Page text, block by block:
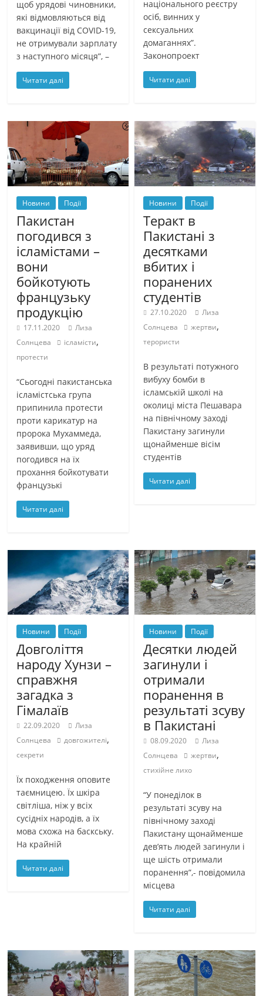
щоб урядові чиновники,
які відмовляються від
вакцинації від COVID-19,
не отримували зарплату
з наступного місяця”, –
Читати далі
національного реєстру
осіб, винних у
сексуальних
домаганнях”.
Законопроект
Читати далі
Новини Події
Пакистан
погодився з
ісламістами –
вони
бойкотують
французьку
продукцію
17.11.2020
Лиза
Солнцева
ісламісти,
протести
“Сьогодні пакистанська
ісламістська група
припинила протести
проти карикатур на
пророка Мухаммеда,
заявивши, що уряд
погодився на їх
прохання бойкотувати
французькі
Читати далі
Новини Події
Теракт в
Пакистані з
десятками
вбитих і
поранених
студентів
27.10.2020
Лиза
Солнцева
жертви,
терористи
В результаті потужного
вибуху бомби в
ісламській школі на
околиці міста Пешавара
на північному заході
Пакистану загинули
щонайменше вісім
студентів
Читати далі
Новини Події
Довголіття
народу Хунзи –
справжня
загадка з
Гімалаїв
22.09.2020
Лиза
Солнцева
довгожителі,
секрети
Їх походження оповите
таємницею. Їх шкіра
світліша, ніж у всіх
сусідніх народів, а їх
мова схожа на баскську.
На крайній
Читати далі
Новини Події
Десятки людей
загинули і
отримали
поранення в
результаті зсуву
в Пакистані
08.09.2020
Лиза
Солнцева
жертви,
стихійне лихо
“У понеділок в
результаті зсуву на
північному заході
Пакистану щонайменше
дев’ять людей загинули і
ще шість отримали
поранення”,- повідомила
місцева
Читати далі